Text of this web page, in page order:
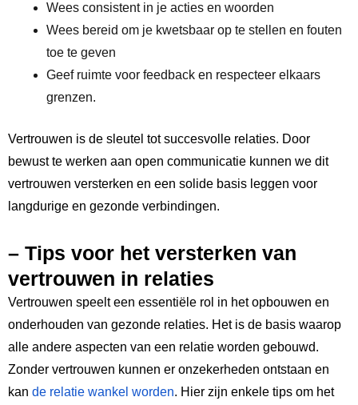
Wees consistent in je acties en woorden
Wees bereid om je kwetsbaar op te stellen en fouten
toe ‍te geven
Geef ruimte voor feedback en respecteer elkaars
grenzen.
Vertrouwen is de sleutel​ tot⁣ succesvolle⁢ relaties.‍ Door
bewust te werken aan open communicatie kunnen we ​dit
vertrouwen versterken⁢ en een solide basis leggen voor
langdurige en gezonde verbindingen.
– Tips voor het versterken van
vertrouwen in relaties
Vertrouwen ⁤speelt een essentiële rol in ⁢het ⁣opbouwen en
onderhouden van gezonde relaties. Het is de basis waarop
alle andere aspecten van een relatie worden gebouwd.
Zonder vertrouwen kunnen er onzekerheden ontstaan en
kan de ⁣relatie wankel worden. Hier zijn enkele tips om het